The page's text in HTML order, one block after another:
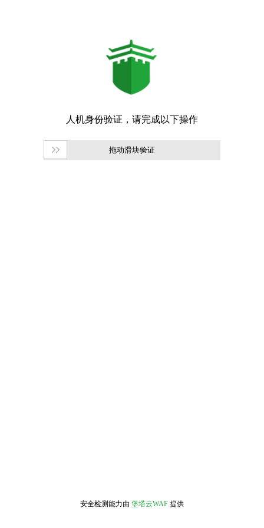
拖动滑块验证
安全检测能力由 堡塔云WAF 提供